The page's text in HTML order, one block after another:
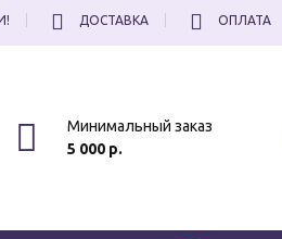
ДОСТАВКА ОПЛАТА
Минимальный заказ
5 000 р.